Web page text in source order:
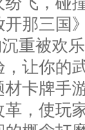
那三国
重被欢
让你的
材卡牌手
，使玩